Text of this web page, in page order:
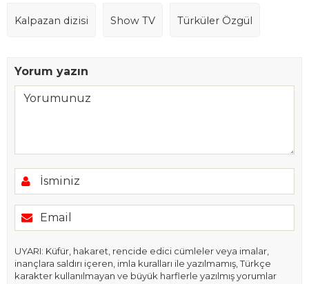
Kalpazan dizisi Show TV Türküler Özgül
Yorum yazın
UYARI: Küfür, hakaret, rencide edici cümleler veya imalar,
inançlara saldırı içeren, imla kuralları ile yazılmamış, Türkçe
karakter kullanılmayan ve büyük harflerle yazılmış yorumlar